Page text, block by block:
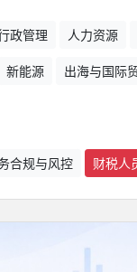
政管理 人力资源
新能源 出海与国际
合规与风控 财税人